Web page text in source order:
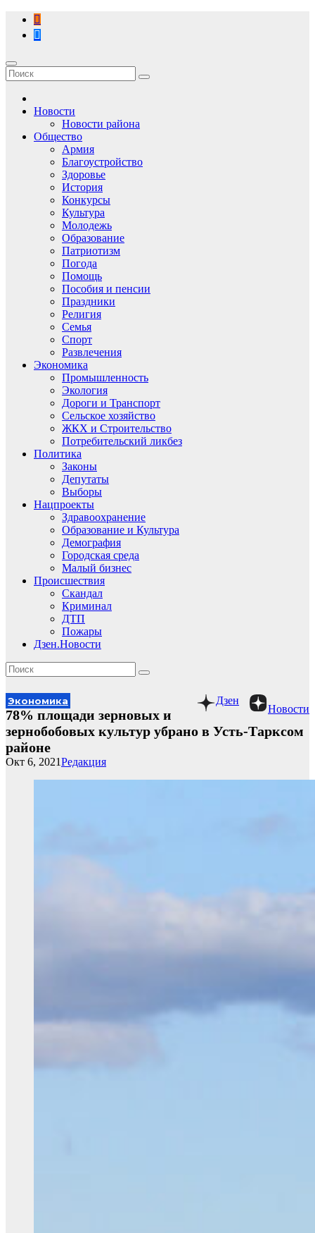
Перейти
содержимому
Новости
Новости района
Общество
Армия
Благоустройство
Здоровье
История
Конкурсы
Культура
Молодежь
Образование
Патриотизм
Погода
Помощь
Пособия и пенсии
Праздники
Религия
Семья
Спорт
Развлечения
Экономика
Промышленность
Экология
Дороги и Транспорт
Сельское хозяйство
ЖКХ и Строительство
Потребительский ликбез
Политика
Законы
Депутаты
Выборы
Нацпроекты
Здравоохранение
Образование и Культура
Демография
Городская среда
Малый бизнес
Происшествия
Скандал
Криминал
ДТП
Пожары
Дзен.Новости
Новости
Дзен
Экономика
78% площади зерновых и
зернобобовых культур убрано в Усть-Тарксом
районе
Редакция
Окт 6, 2021